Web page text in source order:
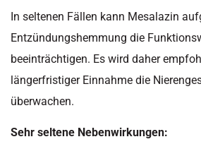
In seltenen Fällen kann Mesalazin
Entzündungshemmung die
beeinträchtigen. Es wird daher
längerfristiger Einnahme die
überwachen.
Sehr seltene Nebenwirkungen: